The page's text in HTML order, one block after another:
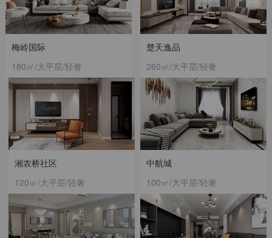
梅岭国际
180㎡/大平层/轻奢
楚天逸品
260㎡/大平层/轻奢
中航城
100㎡/大平层/轻奢
湘农桥社区
120㎡/大平层/轻奢